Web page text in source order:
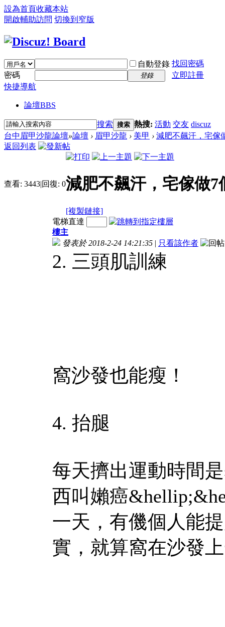
設為首頁收藏本站
開啟輔助訪問 切換到窄版
自動登錄 找回密碼
密碼
登錄
立即註冊
快捷導航
論壇BBS
搜索 搜索 熱搜: 活動 交友 discuz
台中眉甲沙龍論壇»論壇 › 眉甲沙龍 › 美甲 › 減肥不飆汗，宅傢
返回列表
查看: 3443|回復: 0減肥不飆汗，宅傢做
[複製鏈接]
電梯直達
樓主
發表於 2018-2-24 14:21:35 | 只看該作者
2. 三頭肌訓練
窩沙發也能瘦！
4. 抬腿
每天擠出運動時間
西叫嬾癌
一天，有僟個人能
實，就算窩在沙發